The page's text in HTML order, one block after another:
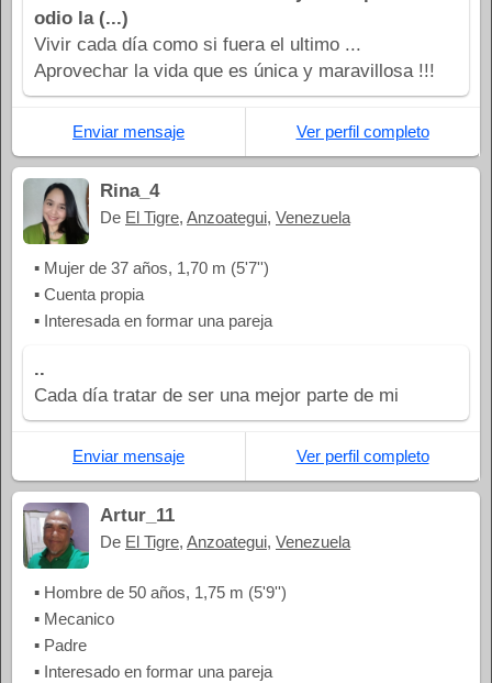
odio la (...)
Vivir cada día como si fuera el ultimo ...
Aprovechar la vida que es única y maravillosa !!!
Enviar mensaje Ver perfil completo
Rina_4
De El Tigre, Anzoategui, Venezuela
▪ Mujer de 37 años, 1,70 m (5'7'')
▪ Cuenta propia
▪ Interesada en formar una pareja
..
Cada día tratar de ser una mejor parte de mi
Enviar mensaje Ver perfil completo
Artur_11
De El Tigre, Anzoategui, Venezuela
▪ Hombre de 50 años, 1,75 m (5'9'')
▪ Mecanico
▪ Padre
▪ Interesado en formar una pareja